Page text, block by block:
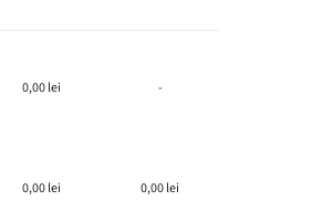
0,00 lei -
0,00 lei 0,00 lei